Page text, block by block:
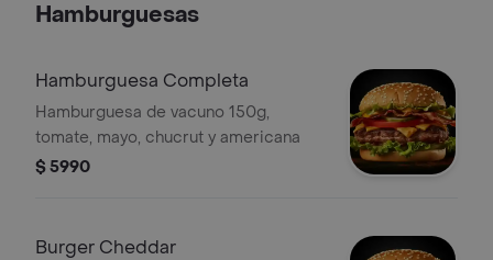
Hamburguesas
Hamburguesa Completa
Hamburguesa de vacuno 150g,
tomate, mayo, chucrut y americana
$ 5990
Burger Cheddar